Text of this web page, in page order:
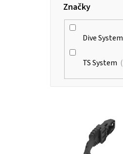
Značky
Dive System
TS System